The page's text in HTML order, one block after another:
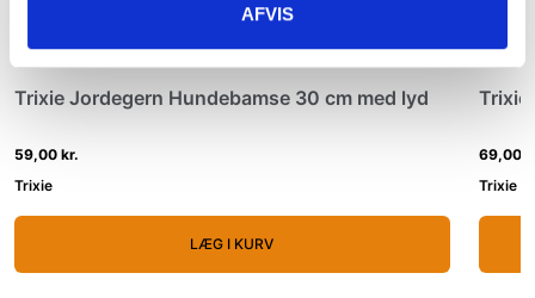
AFVIS
Trixie Jordegern Hundebamse 30 cm med lyd
59,00 kr.
Trixie
LÆG I KURV
Trixie
69,00
Trixie